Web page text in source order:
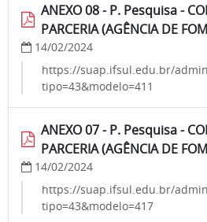
ANEXO 08 - P. Pesquisa -
PARCERIA (AGÊNCIA DE
14/02/2024
https://suap.ifsul.edu.br/
tipo=43&modelo=411
ANEXO 07 - P. Pesquisa -
PARCERIA (AGÊNCIA DE
14/02/2024
https://suap.ifsul.edu.br/
tipo=43&modelo=417